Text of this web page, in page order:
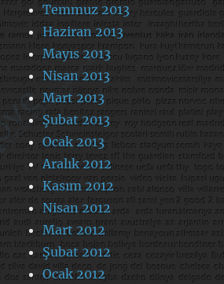
Temmuz 2013
Haziran 2013
Mayıs 2013
Nisan 2013
Mart 2013
Şubat 2013
Ocak 2013
Aralık 2012
Kasım 2012
Nisan 2012
Mart 2012
Şubat 2012
Ocak 2012